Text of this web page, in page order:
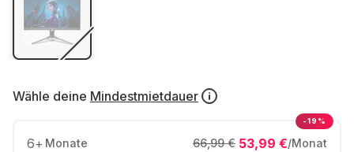
Wähle deine Mindestmietdauer
6+ Monate 53,99 €/Monat
66,99 €
-19%